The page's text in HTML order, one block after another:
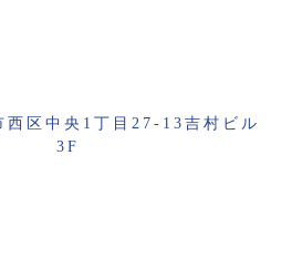
西区中央1丁目27-13吉村ビル
3F